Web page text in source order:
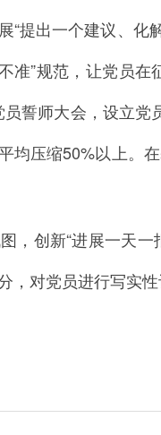
“提出一个建议、化
准”规范，让党员
誓师大会，设立
均压缩50%以上。
，创新“进展一天
对党员进行写实性